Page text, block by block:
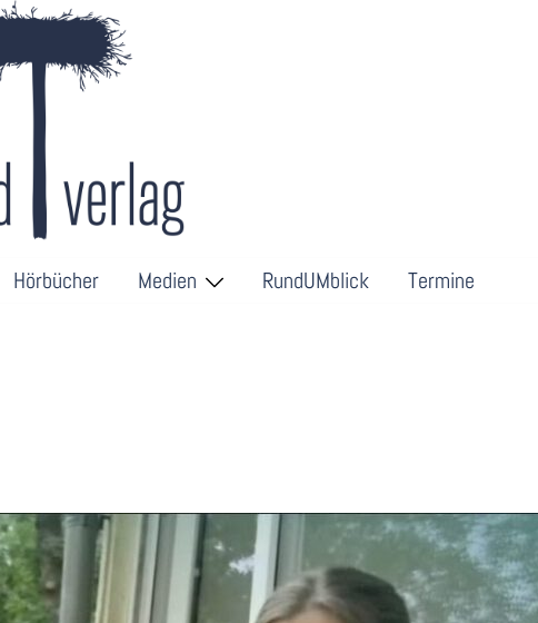
Hörbücher Medien RundUMblick Termine